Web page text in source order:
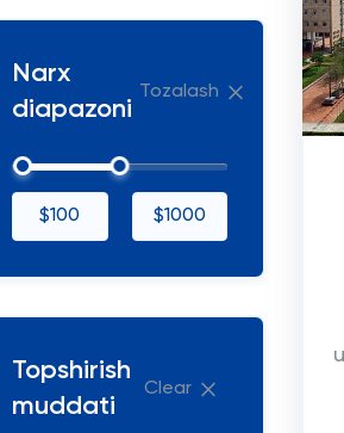
Narx
diapazoni
Tozalash
$100 $1000
Topshirish
muddati
Clear